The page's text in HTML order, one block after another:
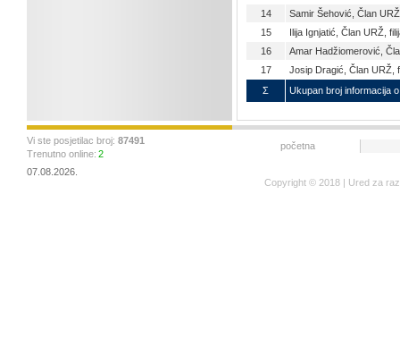
14
Samir Šehović, Član
15
Ilija Ignjatić, Član URŽ,
16
Amar Hadžiomerović,
17
Josip Dragić, Član URŽ,
Σ
Ukupan broj informacija
Vi ste posjetilac broj: 87491
Trenutno online: 2
07.08.2026.
početna
Copyright © 2018 | Ured za